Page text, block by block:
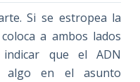
Si se estropea la
a ambos lados
que el ADN
algo en el asunto